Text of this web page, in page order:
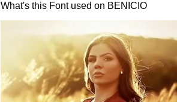
What's this Font used on BENICIO